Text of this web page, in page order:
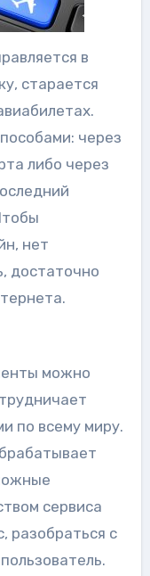
в
старается
через
либо через
нет
достаточно
можно
по всему миру.
сервиса
разобраться с